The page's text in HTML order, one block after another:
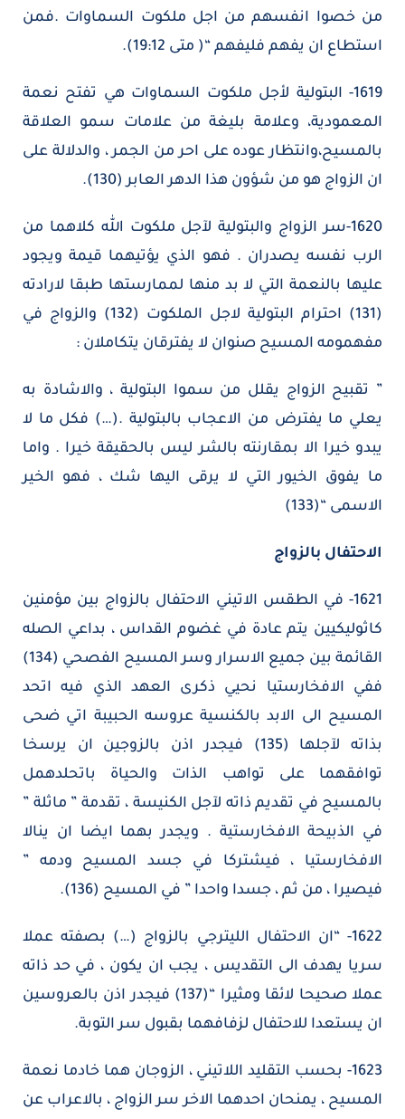
من خصوا انفسهم من اجل ملكوت السماوات .فمن
استطاع ان يفهم فليفهم “( متى 19:12).
1619- البتولية لأجل ملكوت السماوات هي تفتح نعمة
المعمودية، وعلامة بليغة من علامات سمو العلاقة
بالمسيح،وانتظار عوده على احر من الجمر ، والدلالة على
ان الزواج هو من شؤون هذا الدهر العابر (130).
1620-سر الزواج والبتولية لآجل ملكوت الله كلاهما من
الرب نفسه يصدران . فهو الذي يؤتيهما قيمة ويجود
عليها بالنعمة التي لا بد منها لممارستها طبقا لارادته
(131) احترام البتولية لاجل الملكوت (132) والزواج في
مفهمومه المسيح صنوان لا يفترقان يتكاملان :
” تقبيح الزواج يقلل من سموا البتولية ، والاشادة به
يعلي ما يفترض من الاعجاب بالبتولية .(…) فكل ما لا
يبدو خيرا الا بمقارنته بالشر ليس بالحقيقة خيرا . واما
ما يفوق الخيور التي لا يرقى اليها شك ، فهو الخير
الاسمى “(133)
الاحتفال بالزواج
1621- في الطقس الاتيني الاحتفال بالزواج بين مؤمنين
كاثوليكيين يتم عادة في غضوم القداس ، بداعي الصله
القائمة بين جميع الاسرار وسر المسيح الفصحي (134)
ففي الافخارستيا نحيي ذكرى العهد الذي فيه اتحد
المسيح الى الابد بالكنسية عروسه الحبيبة اتي ضحى
بذاته لآجلها (135) فيجدر اذن بالزوجين ان يرسخا
توافقهما على تواهب الذات والحياة باتحلدهمل
بالمسيح في تقديم ذاته لآجل الكنيسة ، تقدمة ” ماثلة ”
في الذبيحة الافخارستية . ويجدر بهما ايضا ان ينالا
الافخارستيا ، فيشتركا في جسد المسيح ودمه ”
فيصيرا ، من ثم ، جسدا واحدا ” في المسيح (136).
1622- “ان الاحتفال الليترجي بالزواج (…) بصفته عملا
سريا يهدف الى التقديس ، يجب ان يكون ، في حد ذاته
عملا صحيحا لائقا ومثيرا “(137) فيجدر اذن بالعروسين
ان يستعدا للاحتفال لزفافهما بقبول سر التوبة.
1623- بحسب التقليد اللاتيني ، الزوجان هما خادما نعمة
المسيح ، يمنحان احدهما الاخر سر الزواج ، بالاعراب عن